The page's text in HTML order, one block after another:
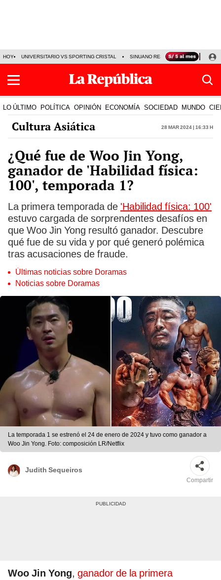
HOY UNIVERSITARIO VS SPORTING CRISTAL SINUANO RESULTADOS HOY
LO ÚLTIMO POLÍTICA OPINIÓN ECONOMÍA SOCIEDAD MUNDO
Cultura Asiática 28 Mar 2024 | 16:33 h
¿Qué fue de Woo Jin Yong,
ganador de 'Habilidad física:
100', temporada 1?
La primera temporada de 'Habilidad física: 100'
estuvo cargada de sorprendentes desafíos en
que Woo Jin Yong resultó ganador. Descubre
qué fue de su vida y por qué generó polémica
tras acusaciones de fraude.
Últimas noticias sobre Doramas
Noticias sobre Doramas
La temporada 1 se estrenó el 24 de enero de 2024 y tuvo como ganador a
Woo Jin Yong. Foto: composición LR/Netflix
Judith Sequeiros
Compartir
Woo Jin Yong, ganador de la primera